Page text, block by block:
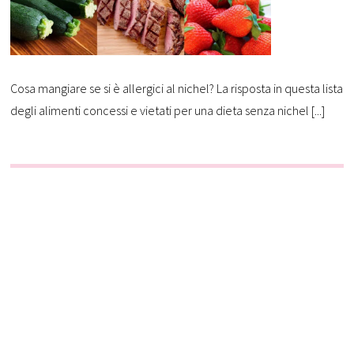
Cosa mangiare se si è allergici al nichel? La risposta in questa lista
degli alimenti concessi e vietati per una dieta senza nichel [...]